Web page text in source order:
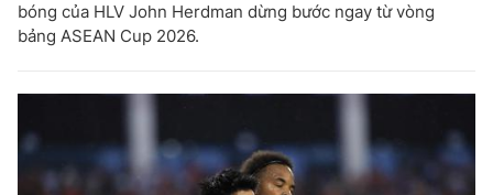
bóng của HLV John Herdman dừng bước ngay từ vòng
bảng ASEAN Cup 2026.